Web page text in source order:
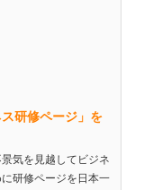
研修ページ」を
気を見越してビジネ
研修ページを日本一